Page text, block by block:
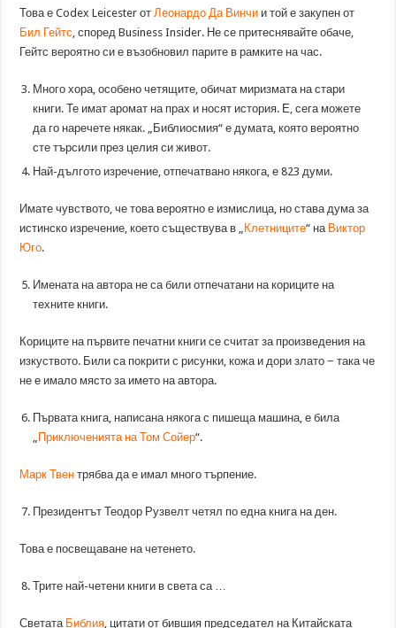
Това е Codex Leicester от Леонардо Да Винчи и той е закупен от
Бил Гейтс , според Business Insider. Не се притеснявайте обаче,
Гейтс вероятно си е възобновил парите в рамките на час.
Много хора, особено четящите, обичат миризмата на стари
книги. Те имат аромат на прах и носят история. Е, сега можете
да го наречете някак. „Библиосмия“ е думата, която вероятно
сте търсили през целия си живот.
Най-дългото изречение, отпечатвано някога, е 823 думи.
Имате чувството, че това вероятно е измислица, но става дума за
истинско изречение, което съществува в „
Клетниците“ на Виктор
Юго.
Имената на автора не са били отпечатани на кориците на
техните книги.
Кориците на първите печатни книги се считат за произведения на
изкуството. Били са покрити с рисунки, кожа и дори злато − така че
не е имало място за името на автора.
Първата книга, написана някога с пишеща машина, е била
Приключенията на Том Сойер“.
Марк Твентрябва да е имал много търпение.
Президентът Теодор Рузвелт четял по една книга на ден.
Това е посвещаване на четенето.
Трите най-четени книги в света са …
Светата Библия , цитати от бившия председател на Китайската